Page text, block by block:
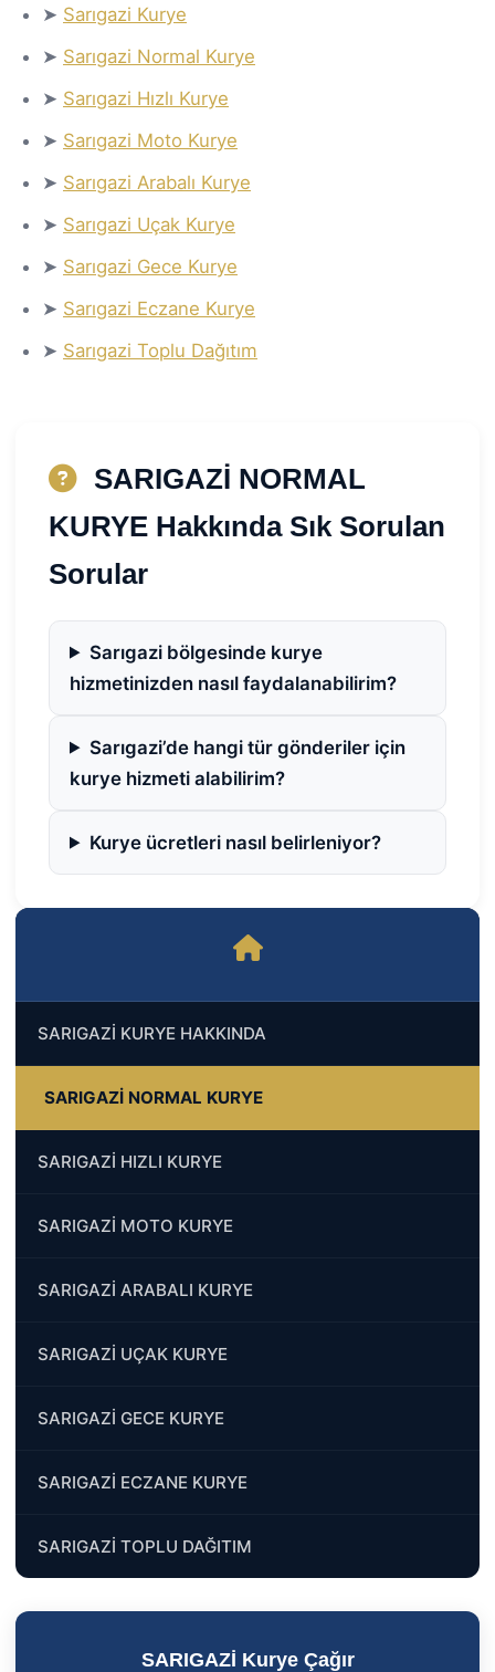
SARIGAZİ KURYE HAKKINDA
SARIGAZİ NORMAL KURYE
SARIGAZİ HIZLI KURYE
SARIGAZİ MOTO KURYE
SARIGAZİ ARABALI KURYE
SARIGAZİ UÇAK KURYE
SARIGAZİ GECE KURYE
SARIGAZİ ECZANE KURYE
SARIGAZİ TOPLU DAĞITIM
SARIGAZİ Kurye Çağır
➤ Sarıgazi Kurye
➤ Sarıgazi Normal Kurye
➤ Sarıgazi Hızlı Kurye
➤ Sarıgazi Moto Kurye
➤ Sarıgazi Arabalı Kurye
➤ Sarıgazi Uçak Kurye
➤ Sarıgazi Gece Kurye
➤ Sarıgazi Eczane Kurye
➤ Sarıgazi Toplu Dağıtım
SARIGAZİ NORMAL
KURYE Hakkında Sık Sorulan
Sorular
Sarıgazi bölgesinde kurye
hizmetinizden nasıl faydalanabilirim?
Sarıgazi’de hangi tür gönderiler için
kurye hizmeti alabilirim?
Kurye ücretleri nasıl belirleniyor?